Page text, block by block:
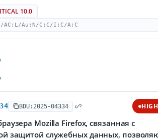
10.0
AC:L/Au:N/C:C/I:C/A:C
BDU:2025-04334 HIGH
Mozilla Firefox, связанная с
защитой служебных данных,